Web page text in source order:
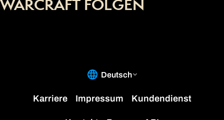
WARCRAFT FOLGEN